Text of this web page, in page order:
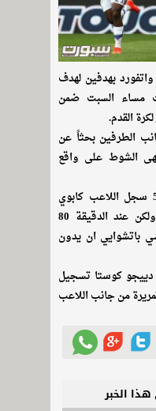
بهدفين لهدف
مساء السبت ضمن
القدم.
الطرفين بحثاً عن
الشوط على واقع
بالشوط الثاني وفي الدقيقة 55 سجل اللاعب كابوي
هدف واتفورد الاول بالمباراة، ولكن عند الدقيقة 80
باتشوايي ان يدون
الاسباني دييجو كوستا تسجيل
من جانب اللاعب
الخبر